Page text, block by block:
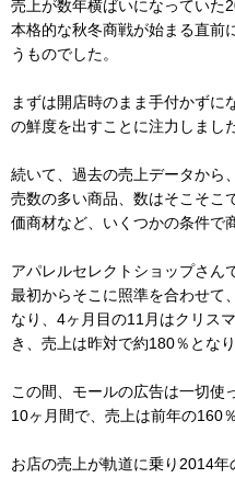
売上が数年横ばいになっていた
本格的な秋冬商戦が始まる直前
うものでした。
まずは開店時のまま手付かずに
の鮮度を出すことに注力しまし
続いて、過去の売上データから
売数の多い商品、数はそこそこ
価商材など、いくつかの条件で
アパレルセレクトショップさん
最初からそこに照準を合わせて
なり、4ヶ月目の11月はクリス
き、売上は昨対で約180％となり
この間、モールの広告は一切使
10ヶ月間で、売上は前年の160
お店の売上が軌道に乗り2014